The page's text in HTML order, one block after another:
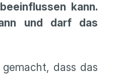
kann.
und darf das
dass das